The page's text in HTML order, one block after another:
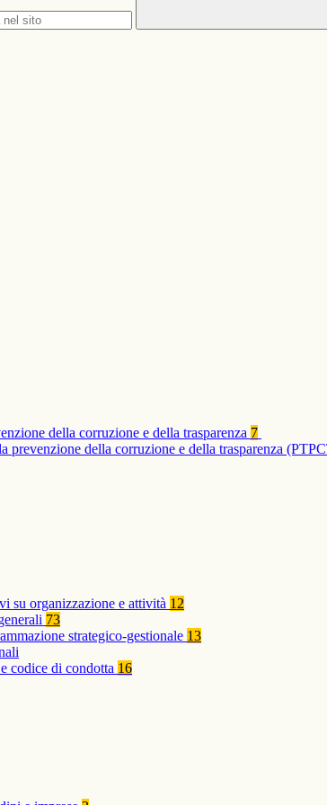
della corruzione e della trasparenza 7
prevenzione della corruzione e della trasparenza
su organizzazione e attività 12
73
strategico-gestionale 13
codice di condotta 16